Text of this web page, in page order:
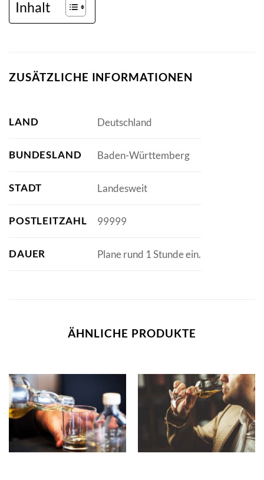
Inhalt
ZUSÄTZLICHE INFORMATIONEN
LAND Deutschland
BUNDESLAND Baden-Württemberg
STADT Landesweit
POSTLEITZAHL 99999
DAUER Plane rund 1 Stunde ein.
ÄHNLICHE PRODUKTE